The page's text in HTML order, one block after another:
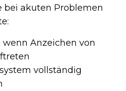
bei akuten Problemen
Anzeichen von
vollständig